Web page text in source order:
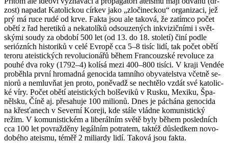
zost) na­pa­dat Ka­to­lic­kou cír­kev jako „zlo­či­nec­kou“ or­ga­ni­za­ci, jež
prý má ruce rudé od krve. Fakta jsou ale ta­ko­vá, že za­tím­co počet
obětí z řad he­re­ti­ků a ne­ka­to­lí­ků od­sou­ze­ných inkvi­zič­ní­mi i svět­
ský­mi soudy za ob­do­bí 500 let (od 13. do 18. sto­le­tí) činí podle
seriózních his­to­ri­ků v celé Ev­ro­pě cca 5–8 tisíc lidí, tak počet obětí
te­ro­ru ate­is­tic­kých re­vo­lu­ci­o­ná­řů během Fran­couz­ské re­vo­lu­ce za
pouhé dva roky (1792–4) ko­lísá mezi 400–800 ti­sí­ci. V kraji Ven­dée
pro­běh­la první hro­mad­ná ge­no­ci­da tam­ní­ho oby­va­tel­stva včet­ně se­
ni­o­rů a ne­mluvňat jen proto, po­ně­vadž se ne­chtě­lo vzdát své ka­to­lic­
ké víry. Počet obětí ate­is­tic­kých bol­še­vi­ků v Rusku, Me­xi­ku, Špa­
něl­sku, Číně aj. pře­sa­hu­je 100 mi­li­o­nů. Dnes je páchá­na ge­no­ci­da
na křes­ťa­nech v Se­ver­ní Ko­re­ji, kde stále vlád­ne ko­mu­nis­tic­ký
režim. V ko­mu­nis­tic­kém a li­be­rál­ním světě byly během po­sled­ních
cca 100 let po­vraž­dě­ny le­gál­ním po­tra­tem, tak­též dů­sled­kem no­vo­
do­bé­ho ate­is­mu, téměř 2 mi­li­ar­dy lidí. Ta­ko­vá jsou fakta.